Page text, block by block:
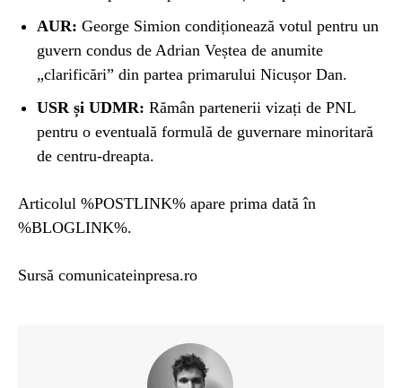
AUR: George Simion condiționează votul pentru un
guvern condus de Adrian Veștea de anumite
„clarificări” din partea primarului Nicușor Dan.
USR și UDMR: Rămân partenerii vizați de PNL
pentru o eventuală formulă de guvernare minoritară
de centru-dreapta.
Articolul %POSTLINK% apare prima dată în
%BLOGLINK%.
Sursă comunicateinpresa.ro